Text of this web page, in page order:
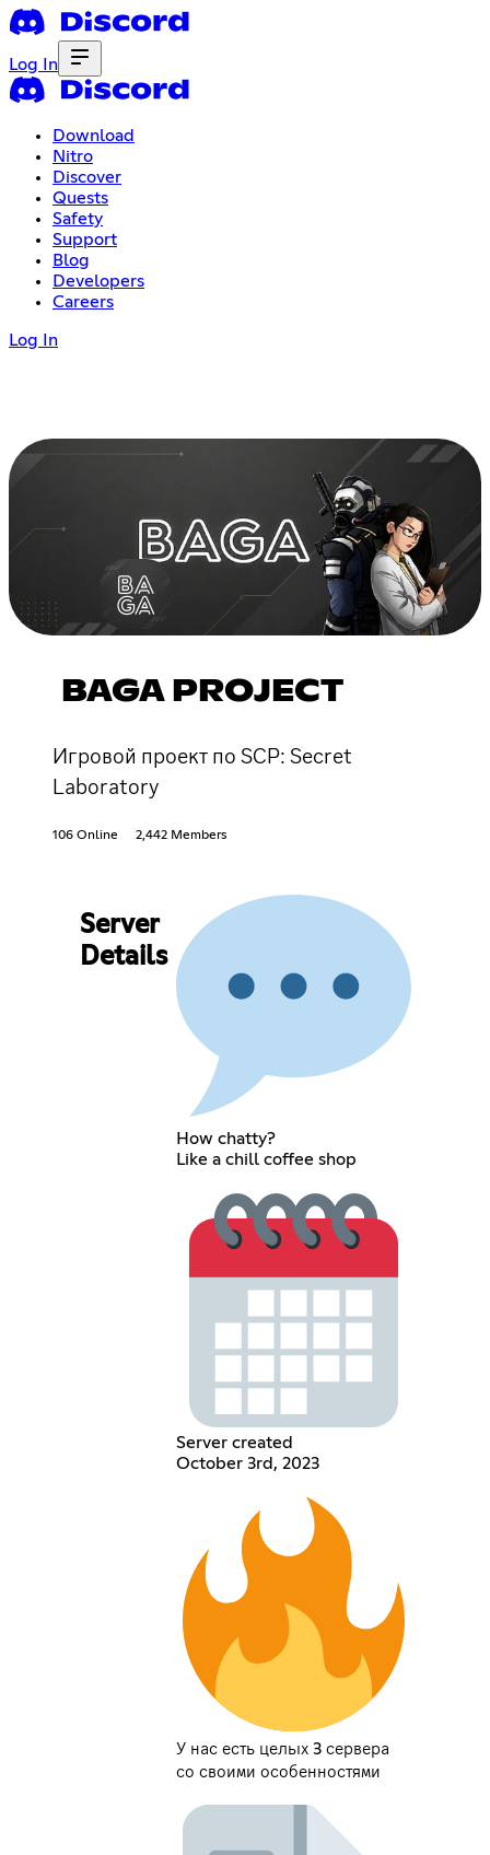
Log In
Download
Nitro
Discover
Quests
Safety
Support
Blog
Developers
Careers
Log In
BAGA PROJECT
Игровой проект по SCP: Secret
Laboratory
106 Online 2,442 Members
Server
Details
How chatty?
Like a chill coffee shop
Server created
October 3rd, 2023
У нас есть целых 3 сервера
со своими особенностями